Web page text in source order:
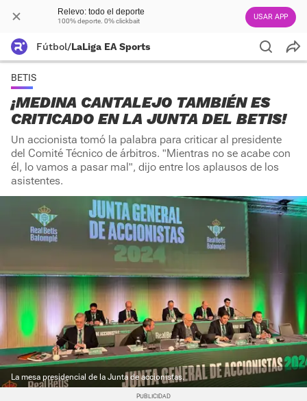
Relevo: todo el deporte
100% deporte. 0% clickbait USAR APP
Fútbol/LaLiga EA Sports
BETIS
¡MEDINA CANTALEJO TAMBIÉN ES
CRITICADO EN LA JUNTA DEL BETIS!
Un accionista tomó la palabra para criticar al presidente
del Comité Técnico de árbitros. "Mientras no se acabe con
él, lo vamos a pasar mal", dijo entre los aplausos de los
asistentes.
La mesa presidencial de la Junta de accionistas.